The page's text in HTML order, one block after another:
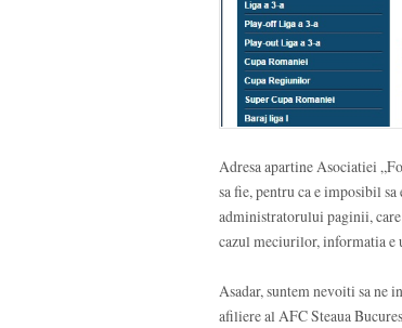
Adresa apartine Asociatiei
sa fie, pentru ca e imposibil
administratorului paginii, care
cazul meciurilor, informatia e
Asadar, suntem nevoiti sa ne
afiliere al AFC Steaua